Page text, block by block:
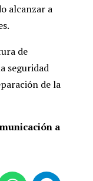
alcanzar a
de
seguridad
de la
a